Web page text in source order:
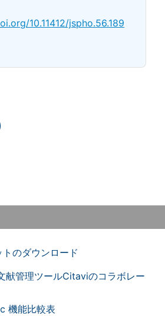
10.11412/jspho.56.189
のダウンロード
献管理ツールCitaviのコラボレー
機能比較表